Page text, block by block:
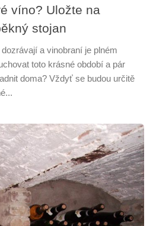
víno? Uložte na
stojan
a vinobraní je plném
toto krásné období a pár
doma? Vždyť se budou určitě